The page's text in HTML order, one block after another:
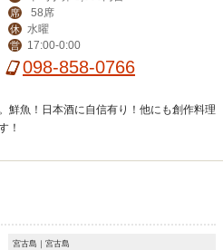
席 58席
休 水曜
営 17:00-0:00
098-858-0766
鮮魚！日本酒に自信有り！他にも創作料理
！
宮古島｜宮古島